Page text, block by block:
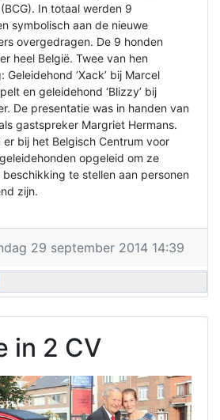
In totaal werden 9
symbolisch aan de nieuwe
overgedragen. De 9 honden
heel België. Twee van hen
’Xack’ bij Marcel
en geleidehond ‘Blizzy’ bij
De presentatie was in handen van
gastspreker Margriet Hermans.
bij het Belgisch Centrum voor
opgeleid om ze
te stellen aan personen
zijn.
29 september 2014 14:39
in 2 CV